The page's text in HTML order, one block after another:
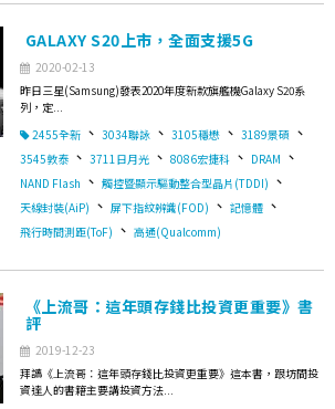
GALAXY S20上市，全面支援5G
2020-02-13
昨日三星(Samsung)發表2020年度新款旗艦機Galaxy S20系
列，定...
2455全新 、 3034聯詠 、 3105穩懋 、 3189景碩 、
3545敦泰 、 3711日月光 、 8086宏捷科 、 DRAM 、
NAND Flash 、 觸控暨顯示驅動整合型晶片(TDDI) 、
天線封裝(AiP) 、 屏下指紋辨識(FOD) 、 記憶體 、
飛行時間測距(ToF) 、 高通(Qualcomm)
《上流哥：這年頭存錢比投資更重要》書
評
2019-12-23
拜讀《上流哥：這年頭存錢比投資更重要》這本書，跟坊間投
資達人的書籍主要講投資方法...